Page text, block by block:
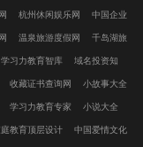
杭州休闲娱乐网 中国企业
温泉旅游度假网 千岛湖旅
学习力教育智库 域名投资知
收藏证书查询网 小故事大全
学习力教育专家 小说大全
教育顶层设计 中国爱情文化